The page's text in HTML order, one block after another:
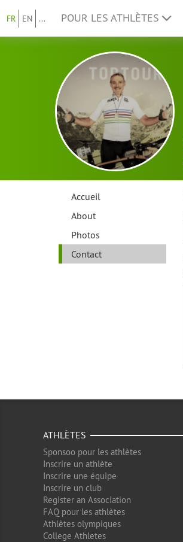
FR EN ... POUR LES ATHLÈTES
Accueil
About
Photos
Contact
ATHLÈTES
Sponsoo pour les athlètes
Inscrire un athlète
Inscrire une équipe
Inscrire un club
Register an Association
FAQ pour les athlètes
Athlètes olympiques
College Athletes